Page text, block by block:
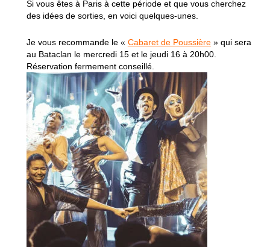
Si vous êtes à Paris à cette période et que vous cherchez
des idées de sorties, en voici quelques-unes.
Je vous recommande le « Cabaret de Poussière» qui sera
au Bataclan le mercredi 15 et le jeudi 16 à 20h00.
Réservation fermement conseillé.